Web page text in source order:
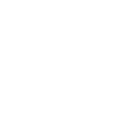
רכבי הסלבס: